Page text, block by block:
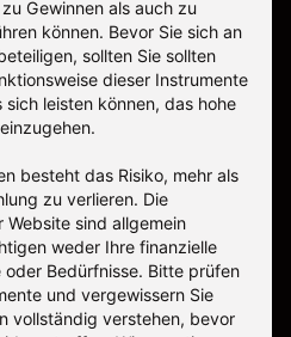
Gewinnen als auch zu
können. Bevor Sie sich an
sollten Sie sollten
dieser Instrumente
leisten können, das hohe
besteht das Risiko, mehr als
zu verlieren. Die
Website sind allgemein
weder Ihre finanzielle
oder Bedürfnisse. Bitte prüfen
und vergewissern Sie
vollständig verstehen, bevor